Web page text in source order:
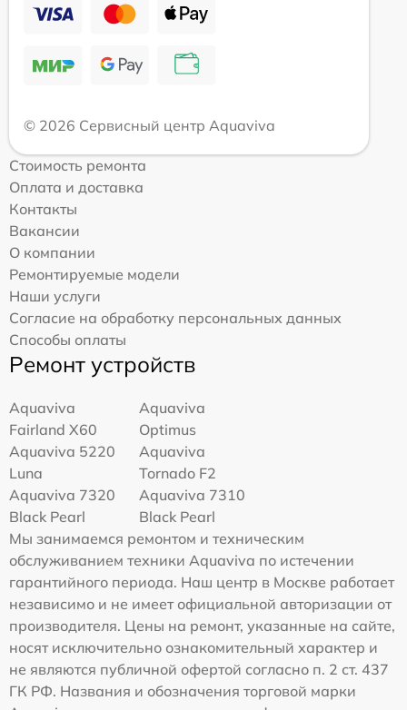
© 2026 Сервисный центр Aquaviva
Стоимость ремонта
Оплата и доставка
Контакты
Вакансии
О компании
Ремонтируемые модели
Наши услуги
Согласие на обработку персональных данных
Способы оплаты
Ремонт устройств
Aquaviva
Fairland X60
Aquaviva
Optimus
Aquaviva 5220
Luna
Aquaviva
Tornado F2
Aquaviva 7320
Black Pearl
Aquaviva 7310
Black Pearl
Мы занимаемся ремонтом и техническим
обслуживанием техники Aquaviva по истечении
гарантийного периода. Наш центр в Москве работает
независимо и не имеет официальной авторизации от
производителя. Цены на ремонт, указанные на сайте,
носят исключительно ознакомительный характер и
не являются публичной офертой согласно п. 2 ст. 437
ГК РФ. Названия и обозначения торговой марки